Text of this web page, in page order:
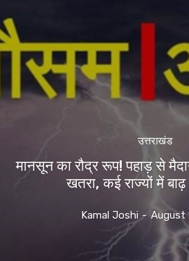
उत्तराखंड
मानसून का रौद्र रूप! पहाड़ से
खतरा, कई राज्यों में
Kamal Joshi - August